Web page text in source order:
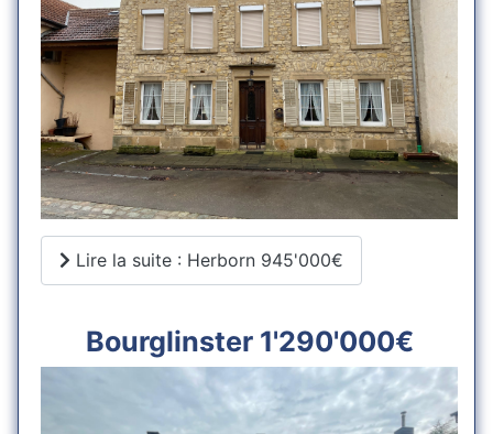
Lire la suite : Herborn 945'000€
Bourglinster 1'290'000€